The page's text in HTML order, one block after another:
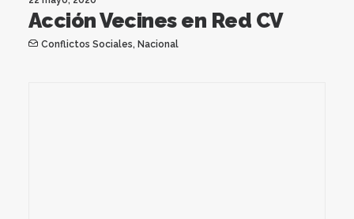
Acción Vecines en Red CV
Conflictos Sociales, Nacional